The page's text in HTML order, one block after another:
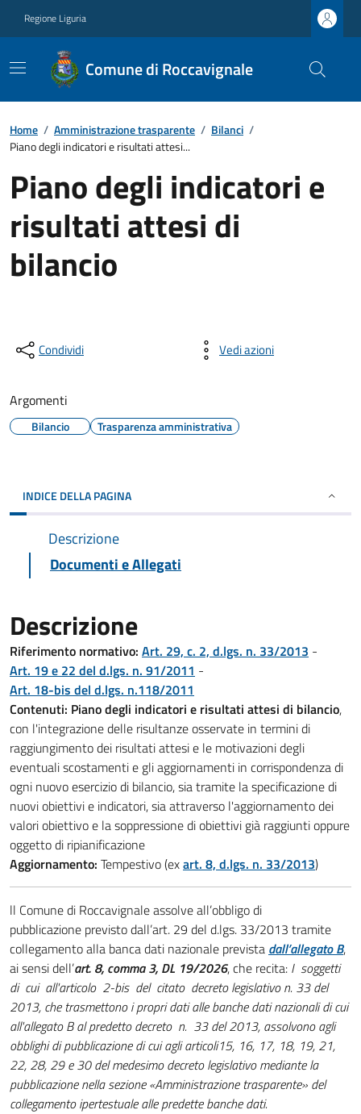
Regione Liguria
Comune di Roccavignale
Home / Amministrazione trasparente / Bilanci /
Piano degli indicatori e risultati attesi...
Piano degli indicatori e
risultati attesi di
bilancio
Condividi Vedi azioni
Argomenti
Bilancio Trasparenza amministrativa
INDICE DELLA PAGINA
Descrizione
Documenti e Allegati
Descrizione
Riferimento normativo: Art. 29, c. 2, d.lgs. n. 33/2013 -
Art. 19 e 22 del d.lgs. n. 91/2011 -
Art. 18-bis del d.lgs. n.118/2011
Contenuti: Piano degli indicatori e risultati attesi di bilancio,
con l'integrazione delle risultanze osservate in termini di
raggiungimento dei risultati attesi e le motivazioni degli
eventuali scostamenti e gli aggiornamenti in corrispondenza di
ogni nuovo esercizio di bilancio, sia tramite la specificazione di
nuovi obiettivi e indicatori, sia attraverso l'aggiornamento dei
valori obiettivo e la soppressione di obiettivi già raggiunti oppure
oggetto di ripianificazione
Aggiornamento: Tempestivo (exart. 8, d.lgs. n. 33/2013)
ll Comune di Roccavignaleassolve all’obbligo di
pubblicazione previsto dall’art. 29 del d.lgs. 33/2013 tramite
collegamento alla banca dati nazionale prevista dall’allegato B,
ai sensi dell’art. 8, comma 3, DL 19/2026, che recita: I soggetti
di cui all'articolo 2-bis del citato decreto legislativo n. 33 del
2013, che trasmettono i propri dati alle banche dati nazionali di cui
all'allegato B al predetto decreto n. 33 del 2013, assolvono agli
obblighi di pubblicazione di cui agli articoli15, 16, 17, 18, 19, 21,
22, 28, 29 e 30 del medesimo decreto legislativo mediante la
pubblicazione nella sezione «Amministrazione trasparente» del
collegamento ipertestuale alle predette banche dati.